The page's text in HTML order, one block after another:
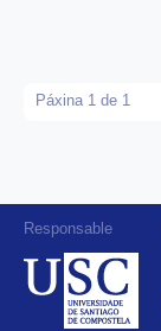
Páxina 1 de 1
Responsable